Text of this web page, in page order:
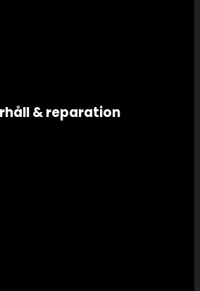
& reparation